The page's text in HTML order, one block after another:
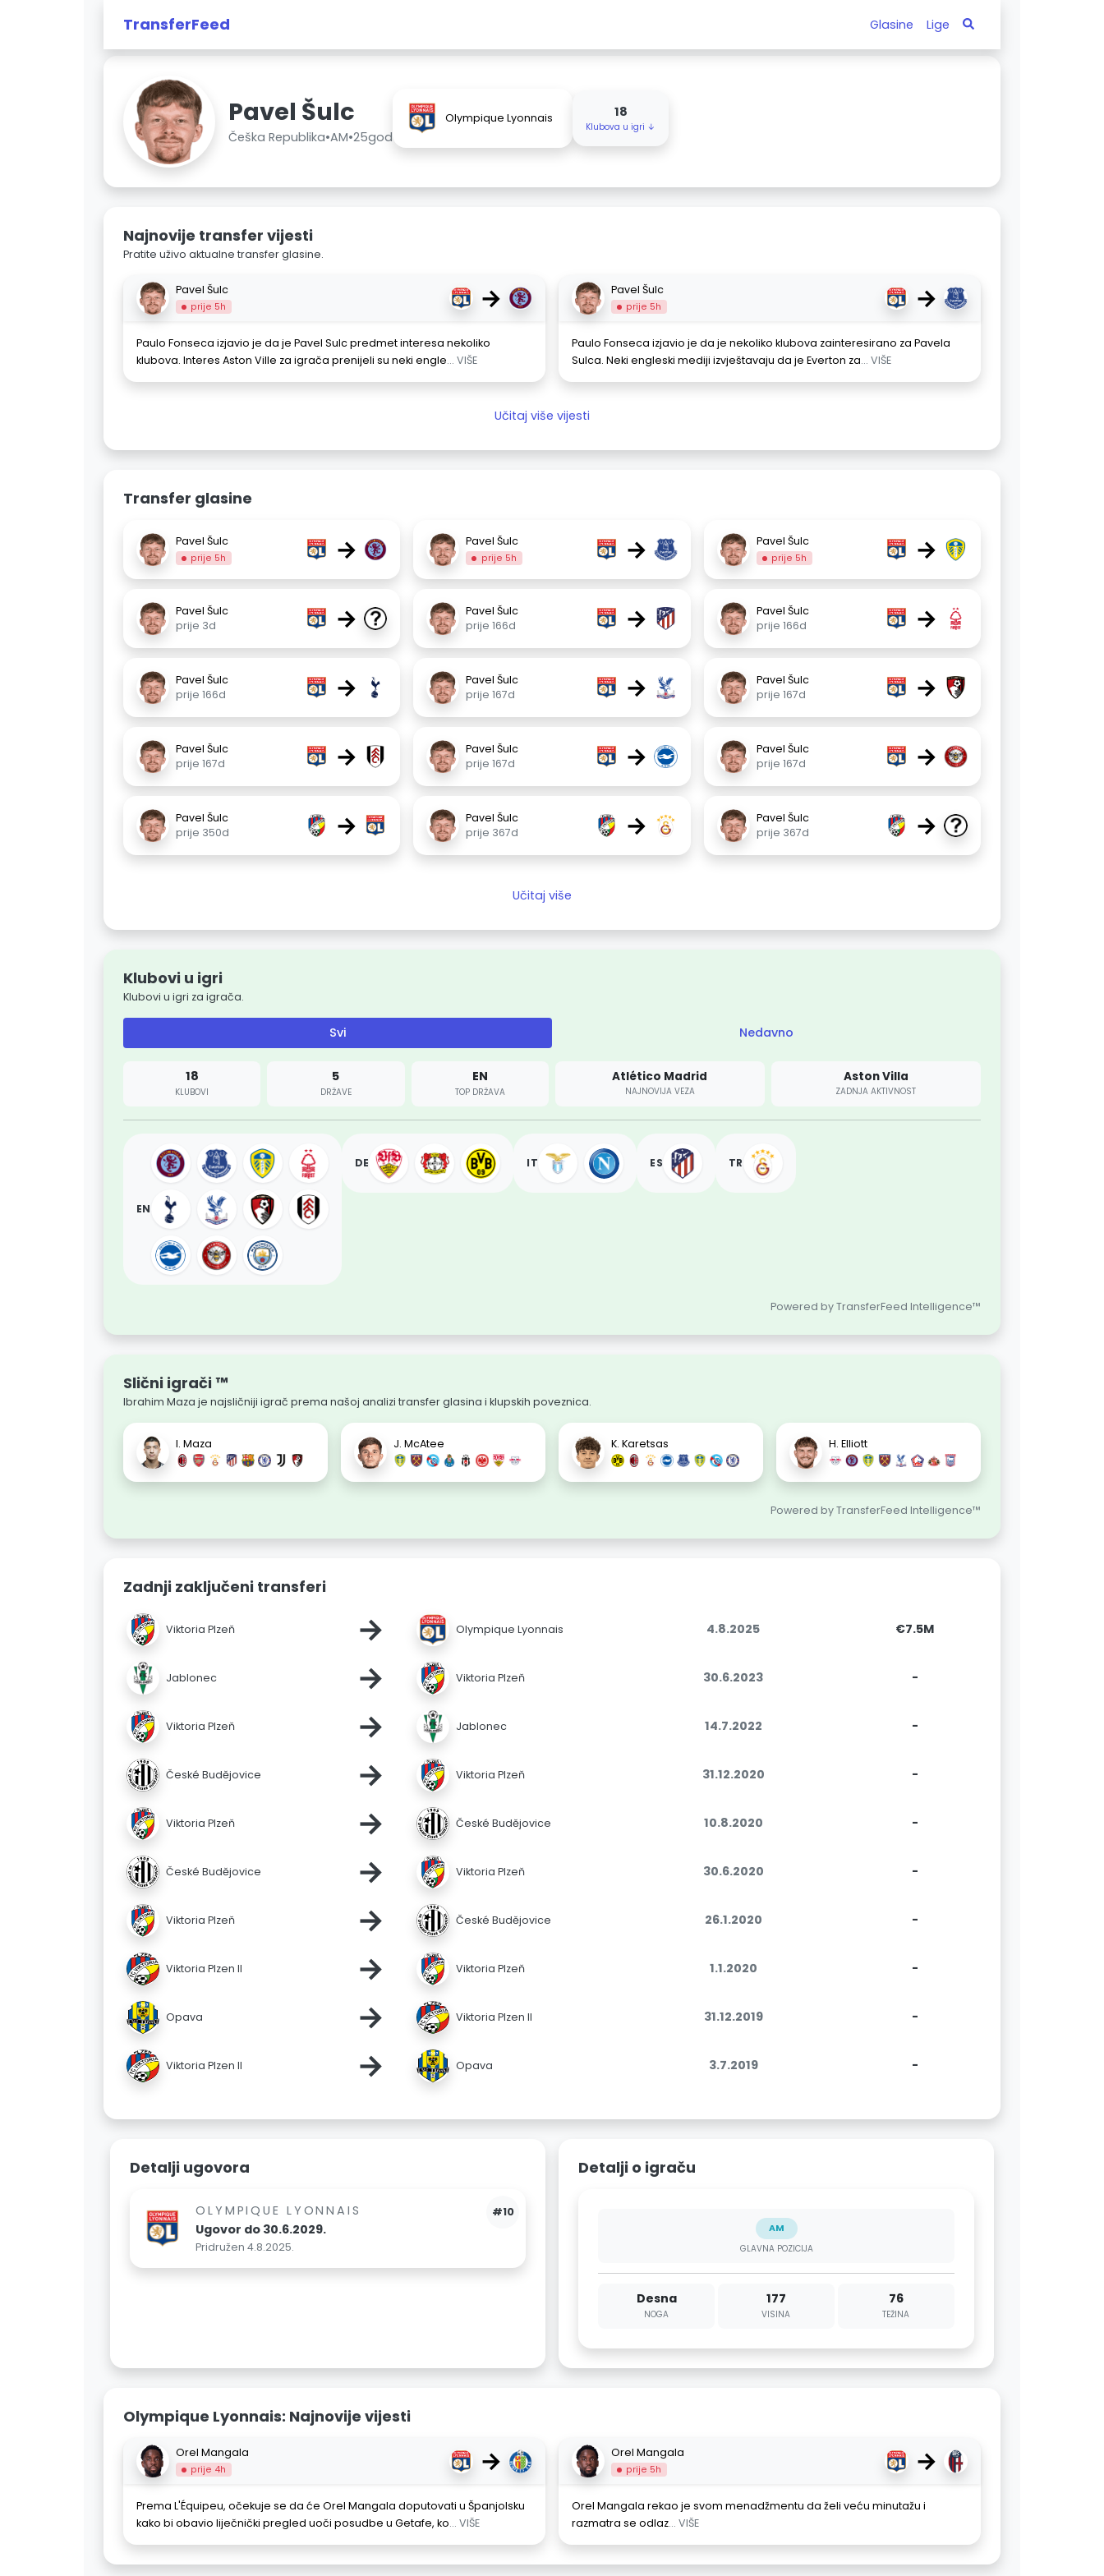
TransferFeed Glasine Lige
Pavel Šulc
Češka Republika•AM•25god
Olympique Lyonnais 18
Klubova u igri ↓
Najnovije transfer vijesti
Pratite uživo aktualne transfer glasine.
Pavel Šulc
prije 5h →
Paulo Fonseca izjavio je da je Pavel Sulc predmet interesa nekoliko
klubova. Interes Aston Ville za igrača prenijeli su neki engle... VIŠE
Pavel Šulc
prije 5h →
Paulo Fonseca izjavio je da je nekoliko klubova zainteresirano za Pavela
Sulca. Neki engleski mediji izvještavaju da je Everton za... VIŠE
Učitaj više vijesti
Transfer glasine
Pavel Šulc
prije 5h → Pavel Šulc
prije 5h → Pavel Šulc
prije 5h →
Pavel Šulc
prije 3d
→
Pavel Šulc
prije 166d
→
Pavel Šulc
prije 166d
→
Pavel Šulc
prije 166d
→
Pavel Šulc
prije 167d
→
Pavel Šulc
prije 167d
→
Pavel Šulc
prije 167d
→
Pavel Šulc
prije 167d
→
Pavel Šulc
prije 167d
→
Pavel Šulc
prije 350d
→
Pavel Šulc
prije 367d
→
Pavel Šulc
prije 367d
→
Učitaj više
Klubovi u igri
Klubovi u igri za igrača.
Svi Nedavno
18
KLUBOVI
5
DRŽAVE
EN
TOP DRŽAVA
Atlético Madrid
NAJNOVIJA VEZA
Aston Villa
ZADNJA AKTIVNOST
EN
DE IT ES TR
Powered by TransferFeed Intelligence™
Slični igrači ™
Ibrahim Maza je najsličniji igrač prema našoj analizi transfer glasina i klupskih poveznica.
I. Maza J. McAtee K. Karetsas H. Elliott
Powered by TransferFeed Intelligence™
Zadnji zaključeni transferi
Viktoria Plzeň → Olympique Lyonnais 4.8.2025 €7.5M
Jablonec → Viktoria Plzeň 30.6.2023 -
Viktoria Plzeň → Jablonec 14.7.2022 -
České Budějovice → Viktoria Plzeň 31.12.2020 -
Viktoria Plzeň → České Budějovice 10.8.2020 -
České Budějovice → Viktoria Plzeň 30.6.2020 -
Viktoria Plzeň → České Budějovice 26.1.2020 -
Viktoria Plzen II → Viktoria Plzeň 1.1.2020 -
Opava → Viktoria Plzen II 31.12.2019 -
Viktoria Plzen II → Opava 3.7.2019 -
Detalji ugovora
#10
OLYMPIQUE LYONNAIS
Ugovor do 30.6.2029.
Pridružen 4.8.2025.
Detalji o igraču
AM
GLAVNA POZICIJA
Desna
NOGA
177
VISINA
76
TEŽINA
Olympique Lyonnais: Najnovije vijesti
Orel Mangala
prije 4h →
Prema L'Équipeu, očekuje se da će Orel Mangala doputovati u Španjolsku
kako bi obavio liječnički pregled uoči posudbe u Getafe, ko... VIŠE
Orel Mangala
prije 5h →
Orel Mangala rekao je svom menadžmentu da želi veću minutažu i
razmatra se odlaz... VIŠE